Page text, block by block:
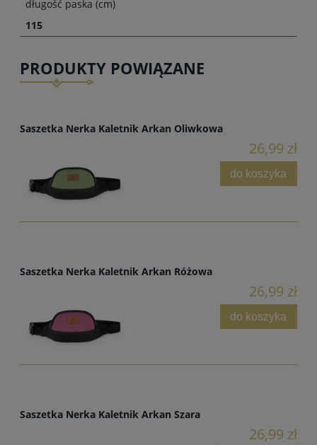
długość paska (cm)
115
PRODUKTY POWIĄZANE
Saszetka Nerka Kaletnik Arkan Oliwkowa
26,99 zł
do koszyka
Saszetka Nerka Kaletnik Arkan Różowa
26,99 zł
do koszyka
Saszetka Nerka Kaletnik Arkan Szara
26,99 zł